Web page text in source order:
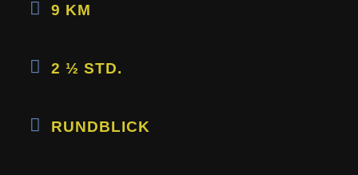
9 KM
2 ½ STD.
RUNDBLICK